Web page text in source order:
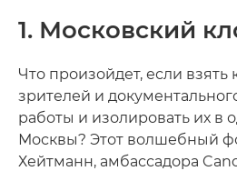
1. Московский
Что произойдет, если взять
зрителей и
работы и изолировать их в
Москвы? Этот волшебный
Хейтманн, амбассадора